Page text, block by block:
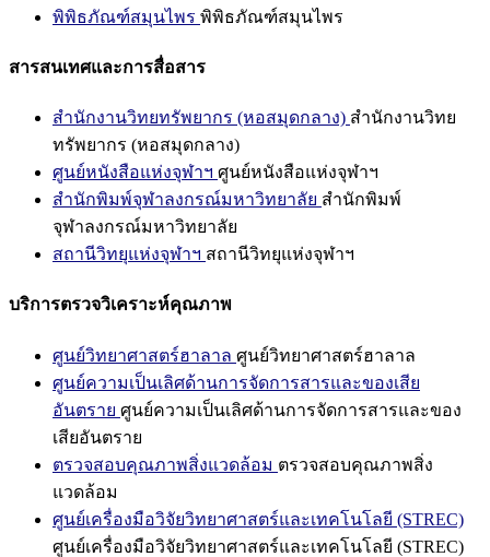
พิพิธภัณฑ์สมุนไพร พิพิธภัณฑ์สมุนไพร
สารสนเทศและการสื่อสาร
สำนักงานวิทยทรัพยากร (หอสมุดกลาง) สำนักงานวิทย
ทรัพยากร (หอสมุดกลาง)
ศูนย์หนังสือแห่งจุฬาฯ ศูนย์หนังสือแห่งจุฬาฯ
สำนักพิมพ์จุฬาลงกรณ์มหาวิทยาลัย สำนักพิมพ์
จุฬาลงกรณ์มหาวิทยาลัย
สถานีวิทยุแห่งจุฬาฯ สถานีวิทยุแห่งจุฬาฯ
บริการตรวจวิเคราะห์คุณภาพ
ศูนย์วิทยาศาสตร์ฮาลาล ศูนย์วิทยาศาสตร์ฮาลาล
ศูนย์ความเป็นเลิศด้านการจัดการสารและของเสีย
อันตราย ศูนย์ความเป็นเลิศด้านการจัดการสารและของ
เสียอันตราย
ตรวจสอบคุณภาพสิ่งแวดล้อม ตรวจสอบคุณภาพสิ่ง
แวดล้อม
ศูนย์เครื่องมือวิจัยวิทยาศาสตร์และเทคโนโลยี (STREC)
ศูนย์เครื่องมือวิจัยวิทยาศาสตร์และเทคโนโลยี (STREC)